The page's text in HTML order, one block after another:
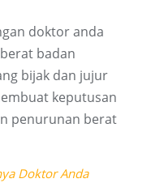
doktor anda
badan
bijak dan jujur
keputusan
penurunan berat
Doktor Anda